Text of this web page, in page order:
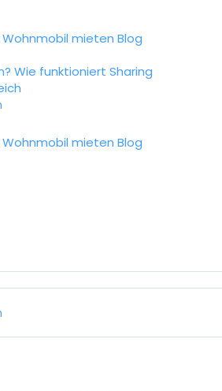
Wohnmobil mieten Blog
Wie funktioniert Sharing
Wohnmobil mieten Blog